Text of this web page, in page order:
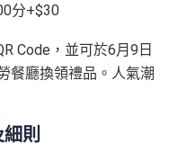
分+$30
Code，並可於6月9日
餐廳換領禮品。人氣潮
則